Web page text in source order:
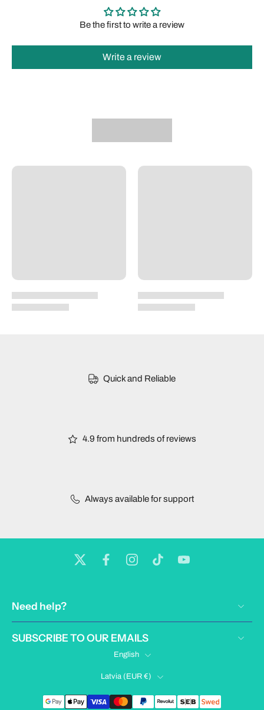
Be the first to write a review
Write a review
Quick and Reliable
4.9 from hundreds of reviews
Always available for support
Need help?
SUBSCRIBE TO OUR EMAILS
English
Latvia ‎(EUR €)‎